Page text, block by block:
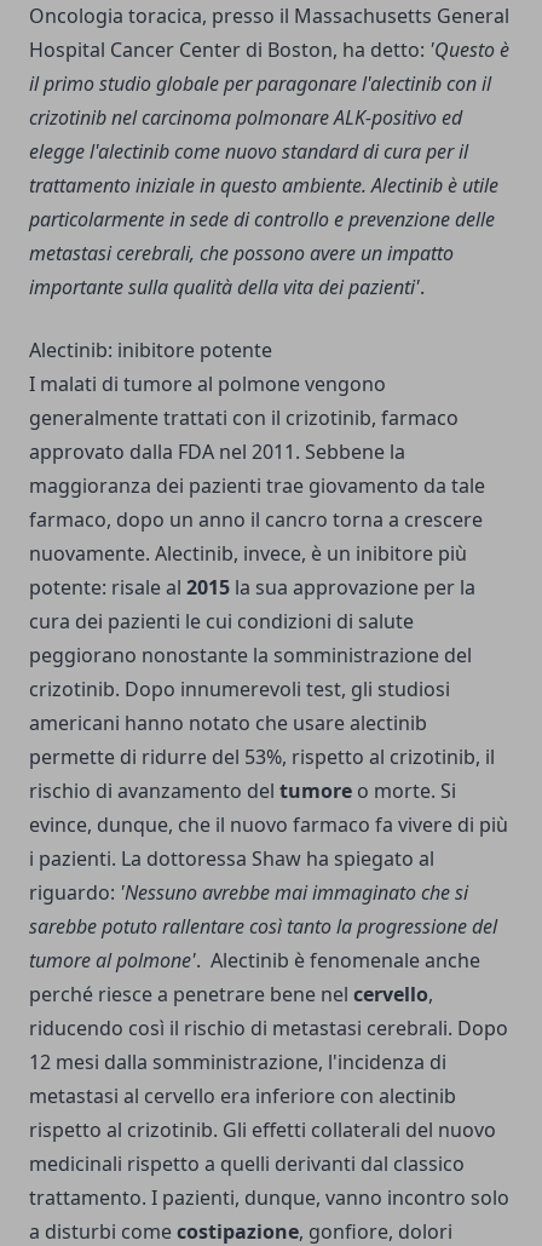
Oncologia toracica, presso il Massachusetts General
Hospital Cancer Center di Boston, ha detto: 'Questo è
il primo studio globale per paragonare l'alectinib con il
crizotinib nel carcinoma polmonare ALK-positivo ed
elegge l'alectinib come nuovo standard di cura per il
trattamento iniziale in questo ambiente. Alectinib è utile
particolarmente in sede di controllo e prevenzione delle
metastasi cerebrali, che possono avere un impatto
importante sulla qualità della vita dei pazienti'.
Alectinib: inibitore potente
I malati di tumore al polmone vengono
generalmente trattati con il crizotinib, farmaco
approvato dalla FDA nel 2011. Sebbene la
maggioranza dei pazienti trae giovamento da tale
farmaco, dopo un anno il cancro torna a crescere
nuovamente. Alectinib, invece, è un inibitore più
potente: risale al 2015 la sua approvazione per la
cura dei pazienti le cui condizioni di salute
peggiorano nonostante la somministrazione del
crizotinib. Dopo innumerevoli test, gli studiosi
americani hanno notato che usare alectinib
permette di ridurre del 53%, rispetto al crizotinib, il
rischio di avanzamento del tumore o morte. Si
evince, dunque, che il nuovo farmaco fa vivere di più
i pazienti. La dottoressa Shaw ha spiegato al
riguardo: 'Nessuno avrebbe mai immaginato che si
sarebbe potuto rallentare così tanto la progressione del
tumore al polmone'. Alectinib è fenomenale anche
perché riesce a penetrare bene nel cervello,
riducendo così il rischio di metastasi cerebrali. Dopo
12 mesi dalla somministrazione, l'incidenza di
metastasi al cervello era inferiore con alectinib
rispetto al crizotinib. Gli effetti collaterali del nuovo
medicinali rispetto a quelli derivanti dal classico
trattamento. I pazienti, dunque, vanno incontro solo
a disturbi comecostipazione, gonfiore, dolori